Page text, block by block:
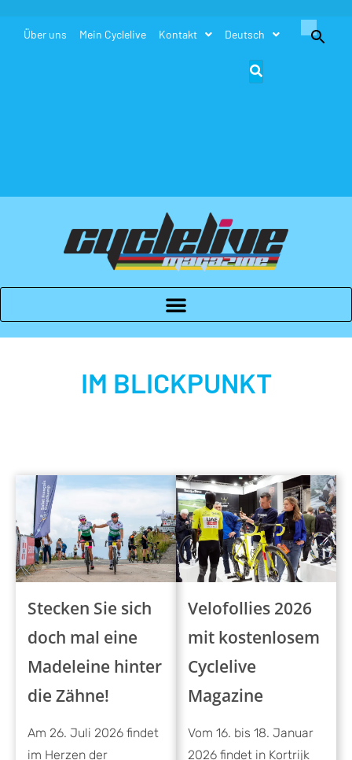
Über uns Mein Cyclelive Kontakt Deutsch
Search
IM BLICKPUNKT
Stecken Sie sich
doch mal eine
Madeleine hinter
die Zähne!
Am 26. Juli 2026 findet
im Herzen der
Velofollies 2026
mit kostenlosem
Cyclelive
Magazine
Vom 16. bis 18. Januar
2026 findet in Kortrijk